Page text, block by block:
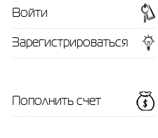
Войти
Зарегистрироваться
Пополнить счет